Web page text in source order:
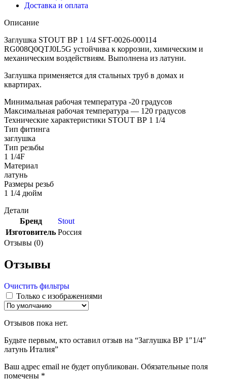
Доставка и оплата
Описание
Заглушка STOUT ВР 1 1/4 SFT-0026-000114
RG008Q0QTJ0L5G устойчива к коррозии, химическим и
механическим воздействиям. Выполнена из латуни.
Заглушка применяется для стальных труб в домах и
квартирах.
Минимальная рабочая температура -20 градусов
Максимальная рабочая температура — 120 градусов
Технические характеристики STOUT ВР 1 1/4
Тип фитинга
заглушка
Тип резьбы
1 1/4F
Материал
латунь
Размеры резьб
1 1/4 дюйм
Детали
Бренд
Stout
Изготовитель Россия
Отзывы (0)
Отзывы
Очистить фильтры
Только с изображениями
Отзывов пока нет.
Будьте первым, кто оставил отзыв на “Заглушкa ВР 1″1/4″
латунь Италия”
Ваш адрес email не будет опубликован. Обязательные поля
помечены *